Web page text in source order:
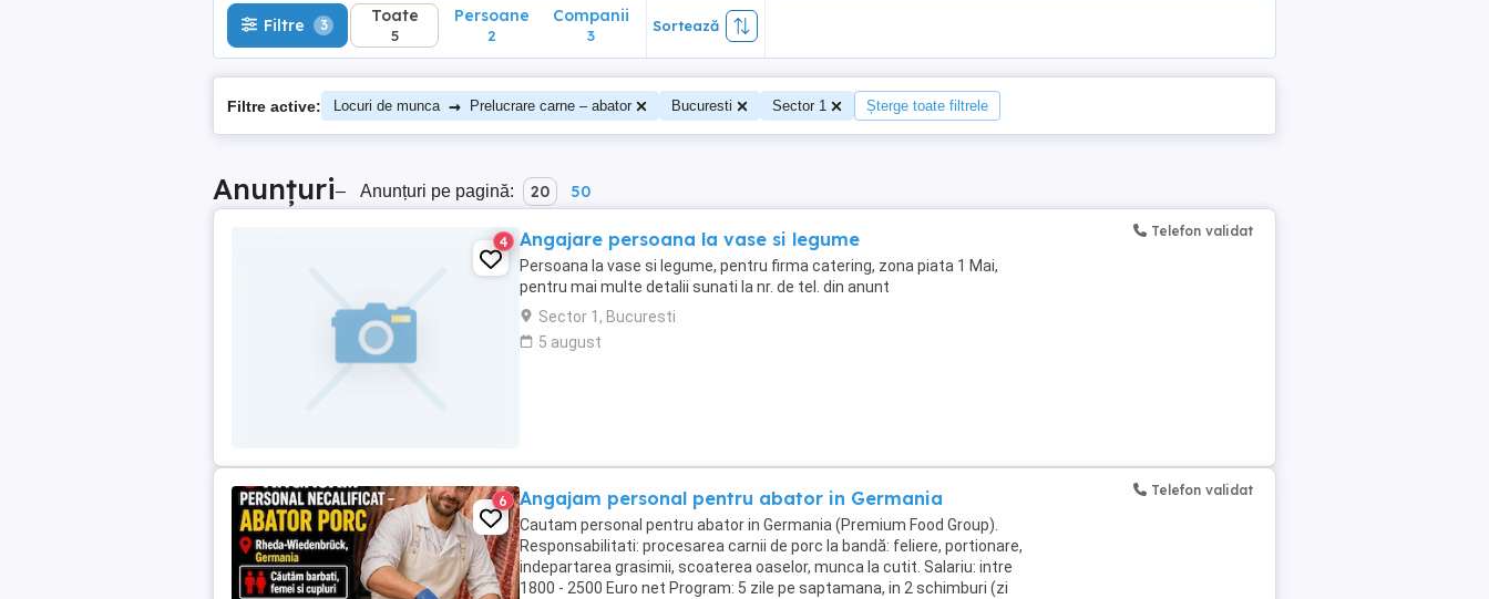
Filtre 3 Toate
5
Persoane
2
Companii
3
Sortează
Filtre active: Locuri de munca → Prelucrare carne – abator Bucuresti Sector 1 Șterge toate filtrele
Anunțuri– Anunțuri pe pagină: 20 50
4 Angajare persoana la vase si legume
Persoana la vase si legume, pentru firma catering, zona piata 1 Mai,
pentru mai multe detalii sunati la nr. de tel. din anunt
Sector 1, Bucuresti
5 august
Telefon validat
6 Angajam personal pentru abator in Germania
Cautam personal pentru abator in Germania (Premium Food Group).
Responsabilitati: procesarea carnii de porc la bandă: feliere, portionare,
indepartarea grasimii, scoaterea oaselor, munca la cutit. Salariu: intre
1800 - 2500 Euro net Program: 5 zile pe saptamana, in 2 schimburi (zi
Telefon validat